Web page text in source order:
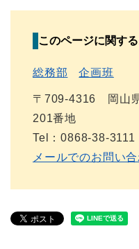
このページに関す
総務部 企画班
〒709-4316 岡山
201番地
Tel：0868-38-3111
メールでのお問い